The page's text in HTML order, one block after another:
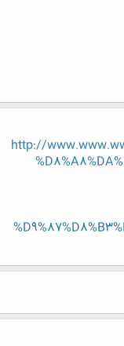
http://